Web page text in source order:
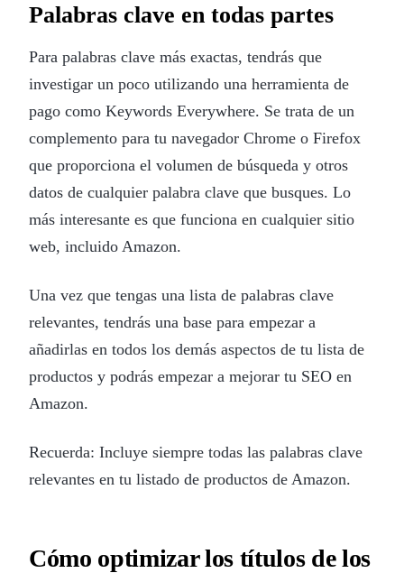
Palabras clave en todas partes
Para palabras clave más exactas, tendrás que
investigar un poco utilizando una herramienta de
pago como Keywords Everywhere. Se trata de un
complemento para tu navegador Chrome o Firefox
que proporciona el volumen de búsqueda y otros
datos de cualquier palabra clave que busques. Lo
más interesante es que funciona en cualquier sitio
web, incluido Amazon.
Una vez que tengas una lista de palabras clave
relevantes, tendrás una base para empezar a
añadirlas en todos los demás aspectos de tu lista de
productos y podrás empezar a mejorar tu SEO en
Amazon.
Recuerda: Incluye siempre todas las palabras clave
relevantes en tu listado de productos de Amazon.
Cómo optimizar los títulos de los